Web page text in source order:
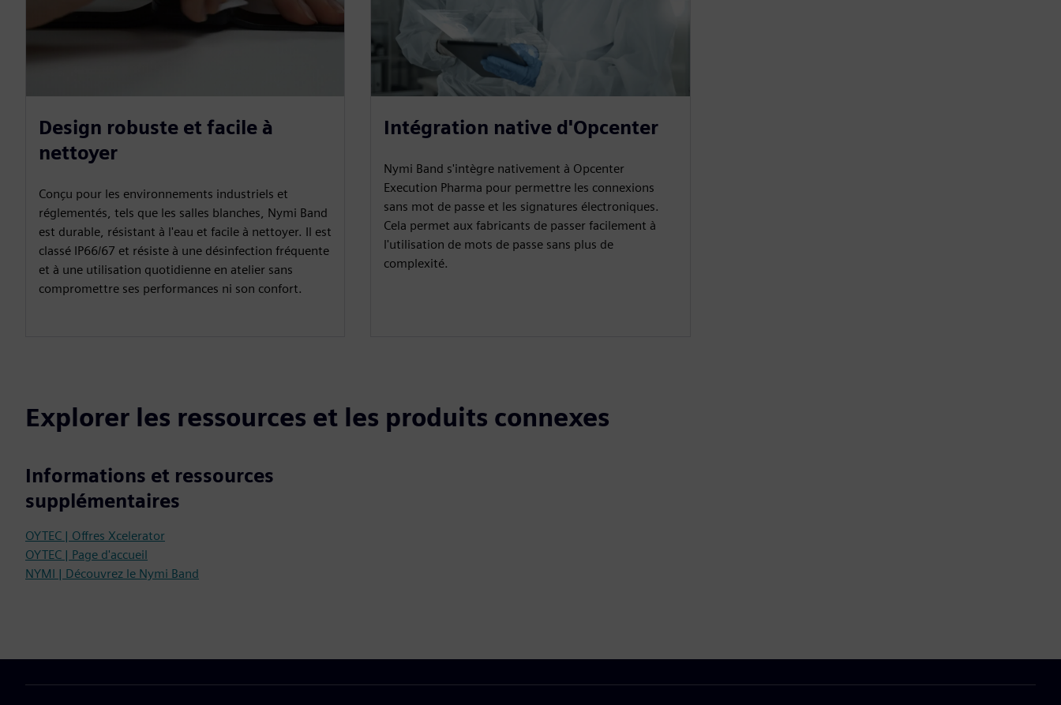
Design robuste et facile à
nettoyer
Conçu pour les environnements industriels et
réglementés, tels que les salles blanches, Nymi Band
est durable, résistant à l'eau et facile à nettoyer. Il est
classé IP66/67 et résiste à une désinfection fréquente
et à une utilisation quotidienne en atelier sans
compromettre ses performances ni son confort.
Intégration native d'Opcenter
Nymi Band s'intègre nativement à Opcenter
Execution Pharma pour permettre les connexions
sans mot de passe et les signatures électroniques.
Cela permet aux fabricants de passer facilement à
l'utilisation de mots de passe sans plus de
complexité.
Explorer les ressources et les produits connexes
Informations et ressources
supplémentaires
OYTEC | Offres Xcelerator
OYTEC | Page d'accueil
NYMI | Découvrez le Nymi Band